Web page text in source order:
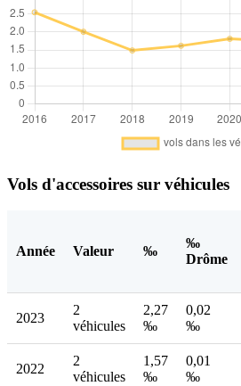
Vols d'accessoires sur véhicules
Année Valeur ‰
‰
Drôme
2023
2
véhicules
2,27
‰
0,02
‰
2022
2
véhicules
1,57
‰
0,01
‰